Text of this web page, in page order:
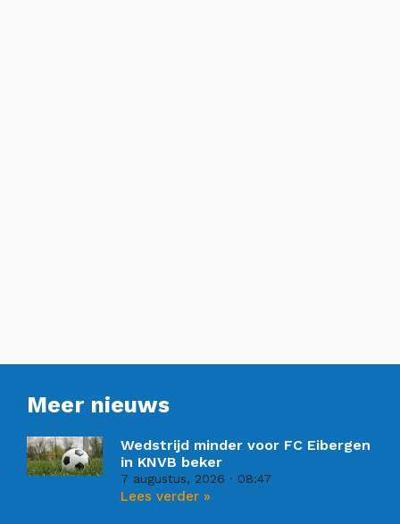
Meer nieuws
Wedstrijd minder voor FC Eibergen
in KNVB beker
7 augustus, 2026 08:47
Lees verder »